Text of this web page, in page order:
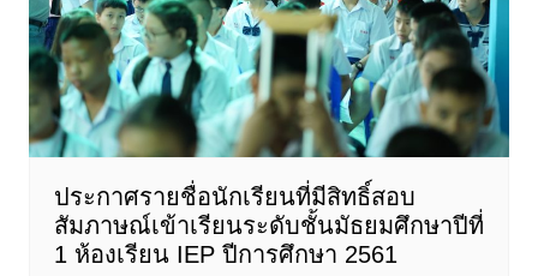
ประกาศรายชื่อนักเรียนที่มีสิทธิ์สอบ
สัมภาษณ์เข้าเรียนระดับชั้นมัธยมศึกษาปีที่
1 ห้องเรียน IEP ปีการศึกษา 2561